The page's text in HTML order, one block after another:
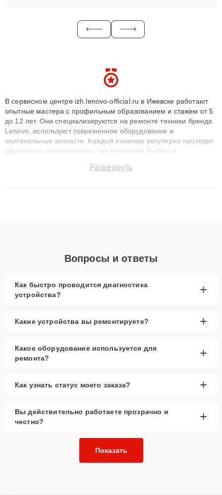
В сервисном центре izh.lenovo-official.ru в Ижевске работают
опытные мастера с профильным образованием и стажем от 5
до 12 лет. Они специализируются на ремонте техники бренда
Lenovo, используют современное оборудование и
оригинальные запчасти. Каждый инженер регулярно проходит
обучение и сертификацию, что позволяет быстро и
сохранением гарантии до 3 лет. Наши мастера решают
Развернуть
Вопросы и ответы
Как быстро проводится диагностика
устройства?
+
Какие устройства вы ремонтируете? +
Какое оборудование используется для
ремонта?
+
Как узнать статус моего заказа? +
Вы действительно работаете прозрачно и
честно?
+
Показать